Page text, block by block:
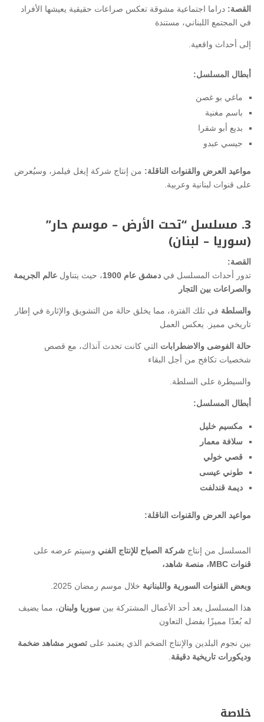
القصة: دراما اجتماعية مشوقة تعكس صراعات حقيقية يعيشها الأفراد
في المجتمع اللبناني، مستندة
إلى أحداث واقعية.
أبطال المسلسل:
ماغي بو غصن
باسم مغنية
بديع أبو شقرا
جيسي عبدو
مواعيد العرض والقنوات الناقلة: من إنتاج شركة إيغل فيلمز، وسيُعرض
على قنوات لبنانية وعربية.
3. مسلسل “تحت الأرض – موسم حار”
(سوريا – لبنان)
القصة:
تدور أحداث المسلسل في دمشق عام 1900 ، حيث يتناول عالم الجريمة
والصراعات بين التجار
والسلطة في تلك الفترة، مما يخلق حالة من التشويق والإثارة في إطار
تاريخي مميز. يعكس العمل
حالة الفوضى والاضطرابات التي كانت تحدث آنذاك، مع قصص
شخصيات تكافح من أجل البقاء
والسيطرة على السلطة.
أبطال المسلسل:
مكسيم خليل
سلافة معمار
قصي خولي
طوني عيسى
ديمة قندلفت
مواعيد العرض والقنوات الناقلة:
المسلسل من إنتاج شركة الصباح للإنتاج الفني وسيتم عرضه على
قنوات MBC، منصة شاهد،
وبعض القنوات السورية واللبنانية خلال موسم رمضان 2025.
هذا المسلسل يعد أحد الأعمال المشتركة بين سوريا ولبنان، مما يضيف
له بُعدًا مميزًا بفضل التعاون
بين نجوم البلدين والإنتاج الضخم الذي يعتمد على تصوير مشاهد ضخمة
وديكورات تاريخية دقيقة
خلاصة